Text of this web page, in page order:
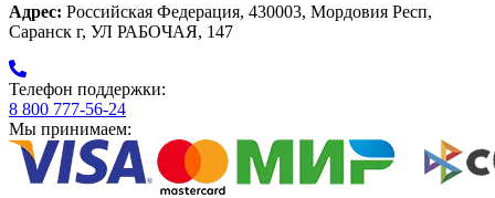
Адрес: Российская Федерация, 430003, Мордовия Респ,
Саранск г, УЛ РАБОЧАЯ, 147
Телефон поддержки:
8 800 777-56-24
Мы принимаем: